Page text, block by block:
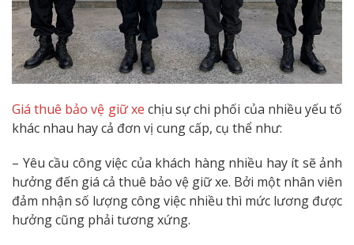
Giá thuê bảo vệ giữ xe chịu sự chi phối của nhiều yếu tố
khác nhau hay cả đơn vị cung cấp, cụ thể như:
– Yêu cầu công việc của khách hàng nhiều hay ít sẽ ảnh
hưởng đến giá cả thuê bảo vệ giữ xe. Bởi một nhân viên
đảm nhận số lượng công việc nhiều thì mức lương được
hưởng cũng phải tương xứng.